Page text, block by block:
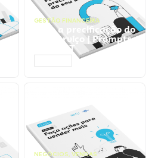
GESTÃO FINANCEIRA
Faça a precificação do
seu serviço | Prompts
ChatGPT
NEGÓCIOS, VENDAS